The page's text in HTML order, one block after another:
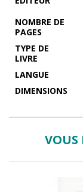
NOMBRE DE
PAGES
TYPE DE
LIVRE
LANGUE
DIMENSIONS
VOUS